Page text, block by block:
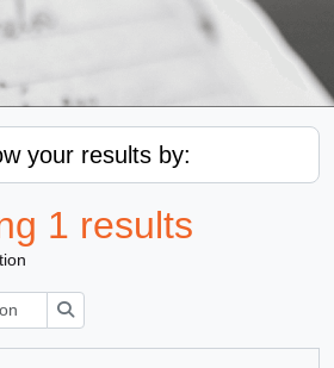
your results by:
1 results